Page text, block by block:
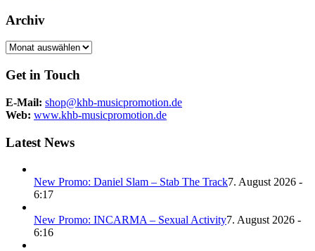
Archiv
Archiv
Get in Touch
E-Mail: shop@khb-musicpromotion.de
Web: www.khb-musicpromotion.de
Latest News
New Promo: Daniel Slam – Stab The Track7. August 2026 -
6:17
New Promo: INCARMA – Sexual Activity7. August 2026 -
6:16